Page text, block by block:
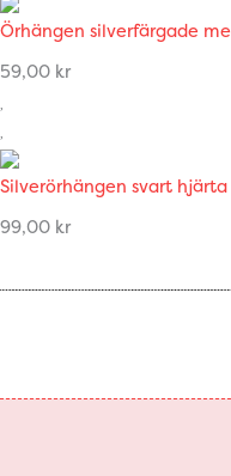
Örhängen silverfärgade
59,00 kr
Silverörhängen svart
99,00 kr